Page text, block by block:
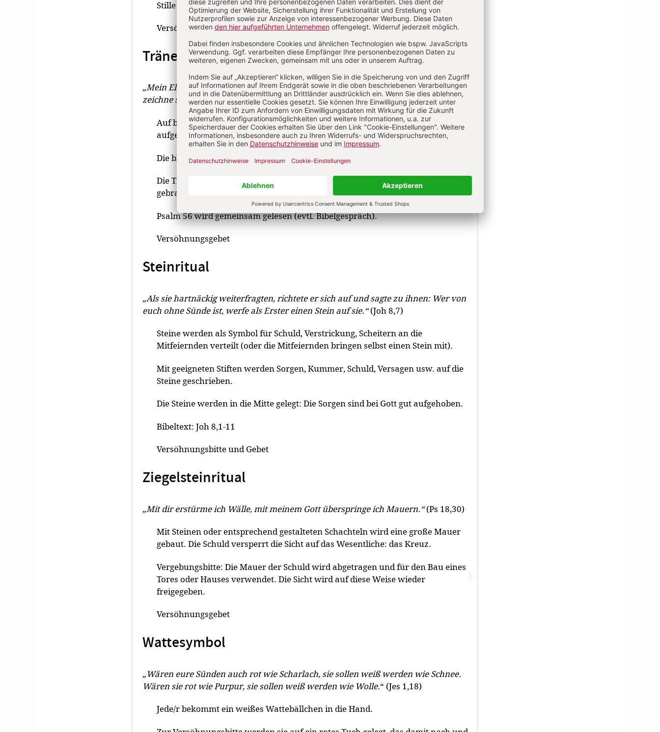
Stille
Versöhnungsgebet
Tränenkrug
„Mein Elend ist aufgezeichnet bei dir. Sammle meine Tränen in einem Krug,
zeichne sie auf in deinem Buch!“(Psalm 56,9)
Auf blauen Kärtchen werden Sorgen, Kummer, Schuld, Versagen usw.
aufgeschrieben.
Die blauen Kärtchen werden zu „Tränen“ zerknüllt.
Die Tränen werden in einem Krug eingesammelt und in die Mitte / zum Altar
gebracht.
Psalm 56 wird gemeinsam gelesen (evtl. Bibelgespräch).
Versöhnungsgebet
Steinritual
„Als sie hartnäckig weiterfragten, richtete er sich auf und sagte zu ihnen: Wer von
euch ohne Sünde ist, werfe als Erster einen Stein auf sie.“(Joh 8,7)
Steine werden als Symbol für Schuld, Verstrickung, Scheitern an die
Mitfeiernden verteilt (oder die Mitfeiernden bringen selbst einen Stein mit).
Mit geeigneten Stiften werden Sorgen, Kummer, Schuld, Versagen usw. auf die
Steine geschrieben.
Die Steine werden in die Mitte gelegt: Die Sorgen sind bei Gott gut aufgehoben.
Bibeltext: Joh 8,1-11
Versöhnungsbitte und Gebet
Ziegelsteinritual
„Mit dir erstürme ich Wälle, mit meinem Gott überspringe ich Mauern.“(Ps 18,30)
Mit Steinen oder entsprechend gestalteten Schachteln wird eine große Mauer
gebaut. Die Schuld versperrt die Sicht auf das Wesentliche: das Kreuz.
Vergebungsbitte: Die Mauer der Schuld wird abgetragen und für den Bau eines
Tores oder Hauses verwendet. Die Sicht wird auf diese Weise wieder
freigegeben.
Versöhnungsgebet
Wattesymbol
„Wären eure Sünden auch rot wie Scharlach, sie sollen weiß werden wie Schnee.
Wären sie rot wie Purpur, sie sollen weiß werden wie Wolle.“ (Jes 1,18)
Jede/r bekommt ein weißes Wattebällchen in die Hand.